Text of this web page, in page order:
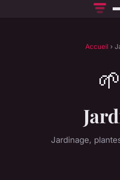
Accueil ›
🌱
Jardinage,